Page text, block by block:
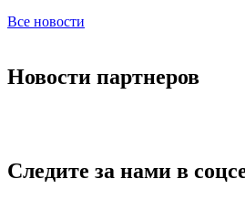
Все новости
Новости партнеров
Следите за нами в